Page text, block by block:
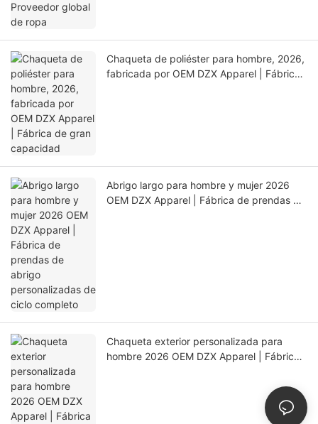
Chaqueta de poliéster para hombre, 2026,
fabricada por OEM DZX Apparel | Fábrica
Abrigo largo para hombre y mujer 2026
OEM DZX Apparel | Fábrica de prendas de
Chaqueta exterior personalizada para
hombre 2026 OEM DZX Apparel | Fábrica